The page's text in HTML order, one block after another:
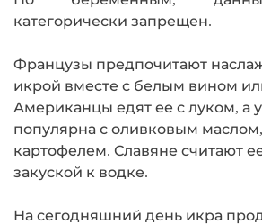
категорически запрещен.
Французы предпочитают
икрой вместе с белым вином
Американцы едят ее с луком, а
популярна с оливковым
картофелем. Славяне считают
закуской к водке.
На сегодняшний день икра